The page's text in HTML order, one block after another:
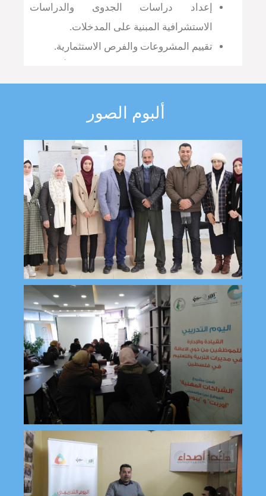
إعداد دراسات الجدوى والدراسات
الاستشرافية المبنية على المدخلات.
تقييم المشروعات والفرص الاستثمارية.
لدى الجمهور.
دراسة رأي النخبة تجاه القضايا المحورية.
المساهمة في وضع السياسات والإستراتيجية
للمؤسسات والهئيات.
المساعدة في إيجاد الحلول بناء على
المعطيات وتقديم الخيارات.
تنظيم وتنفيذ البرامج التدريبية.
تطوير وتفعيل الأداء والمضامين الإلكترونية
للمؤسسات والهيئات.
اعرف المزيد
ألبوم الصور